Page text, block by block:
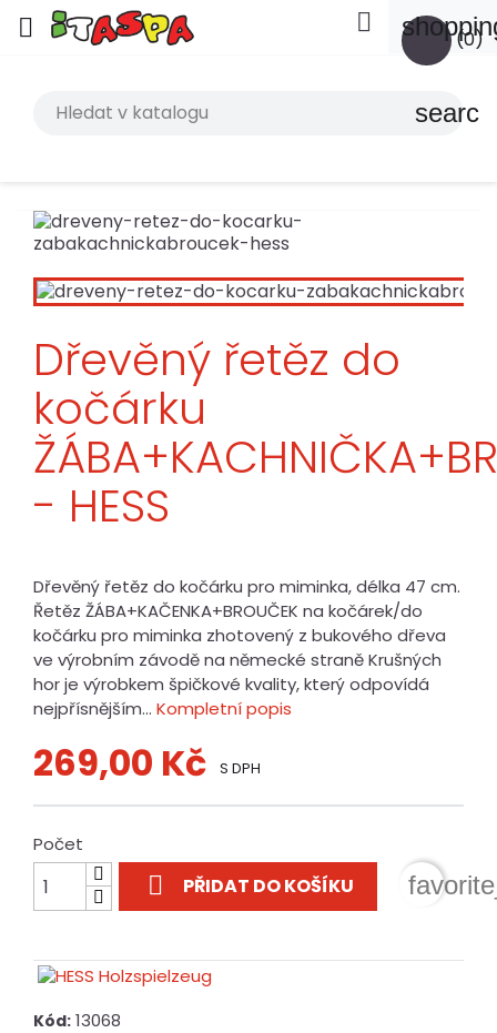
 (0)

search
Dřevěný řetěz do
kočárku
- HESS
Dřevěný řetěz do kočárku pro miminka, délka 47 cm.
Řetěz ŽÁBA+KAČENKA+BROUČEK na kočárek/do
kočárku pro miminka zhotovený z bukového dřeva
ve výrobním závodě na německé straně Krušných
hor je výrobkem špičkové kvality, který odpovídá
nejpřísnějším... Kompletní popis
269,00 Kč S DPH
Počet
 PŘIDAT DO KOŠÍKU
Kód: 13068